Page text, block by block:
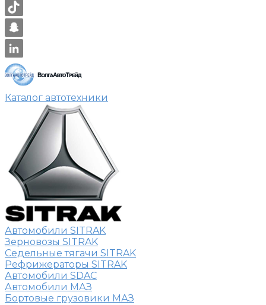
Каталог автотехники
Автомобили SITRAK
Зерновозы SITRAK
Седельные тягачи SITRAK
Рефрижераторы SITRAK
Автомобили SDAC
Автомобили МАЗ
Бортовые грузовики МАЗ